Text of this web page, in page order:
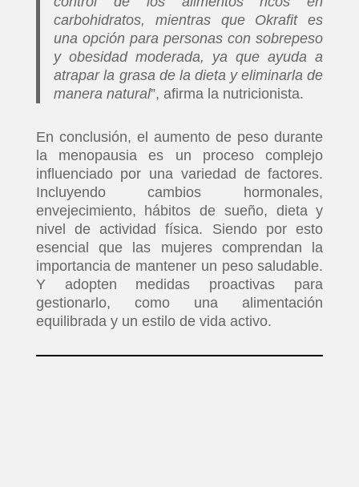
carbohidratos, mientras que Okrafit es
una opción para personas con sobrepeso
y obesidad moderada, ya que ayuda a
atrapar la grasa de la dieta y eliminarla de
manera natural”, afirma la nutricionista.
En conclusión, el aumento de peso durante
la menopausia es un proceso complejo
influenciado por una variedad de factores.
Incluyendo cambios hormonales,
envejecimiento, hábitos de sueño, dieta y
nivel de actividad física. Siendo por esto
esencial que las mujeres comprendan la
importancia de mantener un peso saludable.
Y adopten medidas proactivas para
gestionarlo, como una alimentación
equilibrada y un estilo de vida activo.